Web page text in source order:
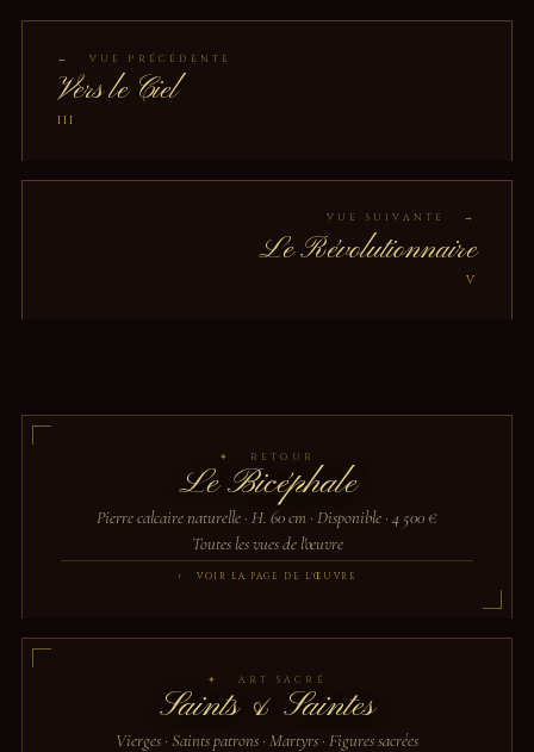
← VUE PRÉCÉDENTE
Vers le Ciel
III
VUE SUIVANTE →
Le Révolutionnaire
V
✦ RETOUR
Le Bicéphale
Pierre calcaire naturelle · H. 60 cm · Disponible · 4 500 €
Toutes les vues de l'œuvre
↑ VOIR LA PAGE DE L'ŒUVRE
✦ ART SACRÉ
Saints & Saintes
Vierges · Saints patrons · Martyrs · Figures sacrées